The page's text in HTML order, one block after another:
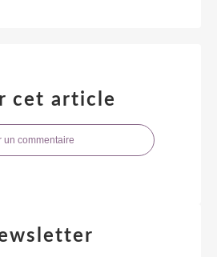
cet article
un commentaire